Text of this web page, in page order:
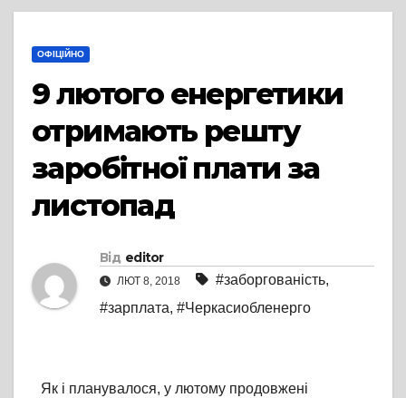
ОФІЦІЙНО
9 лютого енергетики
отримають решту
заробітної плати за
листопад
Від editor
ЛЮТ 8, 2018 #заборгованість,
#зарплата, #Черкасиобленерго
Як і планувалося, у лютому продовжені